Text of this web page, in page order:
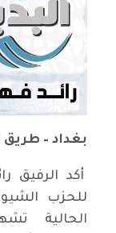
بغداد –
أكد الرفيق
للحزب
الحالية